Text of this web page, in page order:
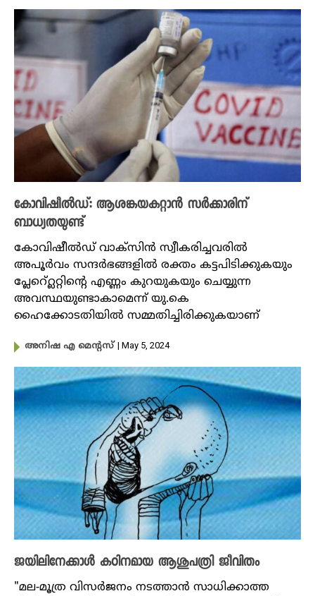
കോവിഷീൽഡ്: ആശങ്കയകറ്റാൻ സർക്കാരിന്
ബാധ്യതയുണ്ട്
കോവിഷീൽഡ് വാക്സിൻ സ്വീകരിച്ചവരിൽ
അപൂർവം സന്ദർഭങ്ങളിൽ രക്തം കട്ടപിടിക്കുകയും
പ്ലേറ്റ്ലെറ്റിന്റെ എണ്ണം കുറയുകയും ചെയ്യുന്ന
അവസ്ഥയുണ്ടാകാമെന്ന് യു.കെ
ഹൈക്കോടതിയിൽ സമ്മതിച്ചിരിക്കുകയാണ്
അനിഷ എ മെന്റസ് | May 5, 2024
ജയിലിനേക്കാള്‍ കഠിനമായ ആശുപത്രി ജീവിതം
"മല-മൂത്ര വിസര്‍ജനം നടത്താന്‍ സാധിക്കാത്ത